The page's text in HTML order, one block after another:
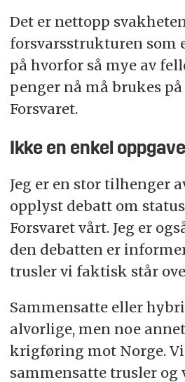
Det er nettopp
forsvarsstrukturen som
på hvorfor så mye av
penger nå må brukes
Forsvaret.
Ikke en enkel oppgave
Jeg er en stor tilhenger
opplyst debatt om
Forsvaret vårt. Jeg er
den debatten er
trusler vi faktisk står
Sammensatte eller
alvorlige, men noe
krigføring mot Norge.
sammensatte trusler og